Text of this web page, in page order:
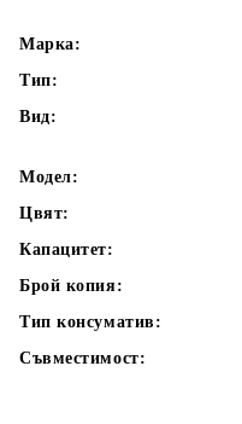
Марка:
Тип:
Вид:
Модел:
Цвят:
Капацитет:
Брой копия:
Тип консуматив:
Съвместимост: